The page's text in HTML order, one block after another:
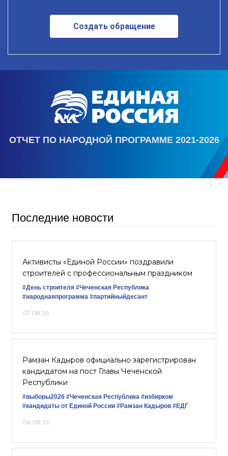
Создать обращение
ОТЧЕТ ПО НАРОДНОЙ ПРОГРАММЕ 2021-2026
Последние новости
Активисты «Единой России» поздравили
строителей с профессиональным праздником
#День строителя #Чеченская Республика
#народнаяпрограмма #партийныйдесант
07.08.26
Рамзан Кадыров официально зарегистрирован
кандидатом на пост Главы Чеченской
Республики
#выборы2026 #Чеченская Республика #избирком
#кандидаты от Единой России #Рамзан Кадыров #ЕДГ
06.08.26